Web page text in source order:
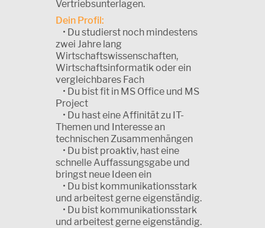
Vertriebsunterlagen.
Dein Profil:
• Du studierst noch mindestens
zwei Jahre lang
Wirtschaftswissenschaften,
Wirtschaftsinformatik oder ein
vergleichbares Fach
• Du bist fit in MS Office und MS
Project
• Du hast eine Affinität zu IT-
Themen und Interesse an
technischen Zusammenhängen
• Du bist proaktiv, hast eine
schnelle Auffassungsgabe und
bringst neue Ideen ein
• Du bist kommunikationsstark
und arbeitest gerne eigenständig.
• Du bist kommunikationsstark
und arbeitest gerne eigenständig.